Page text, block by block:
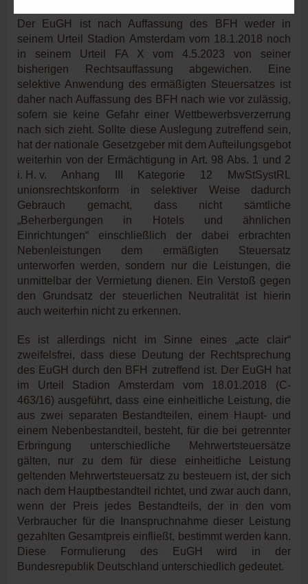
Der EuGH ist nach Auffassung des BFH weder in
seinem Urteil Stadion Amsterdam vom 18.1.2018 noch
in seinem Urteil FA X vom 4.5.2023 von seiner
bisherigen Rechtsauffassung abgewichen. Eine
selektive Anwendung des ermäßigten Steuersatzes ist
daher nach Auffassung des BFH nach wie vor zulässig,
sofern sie keine Gefahr einer Wettbewerbsverzerrung
nach sich zieht. Sollte diese Auslegung zutreffend sein,
hat der nationale Gesetzgeber mit dem Aufteilungsgebot
weiterhin von der Ermächtigung in Art. 98 Abs. 1 und 2
i. H. v. Anhang III Kategorie 12 MwStSystRL
unionsrechtskonform in selektiver Weise dadurch
Gebrauch gemacht, dass nicht sämtliche
„Beherbergungen in Hotels und ähnlichen
Einrichtungen“ einschließlich der dabei erbrachten
Nebenleistungen dem ermäßigten Steuersatz
unterworfen werden, sondern nur die Leistungen, die
unmittelbar der Vermietung dienen. Ein Verstoß gegen
den Grundsatz der steuerlichen Neutralität ist hierin
auch weiterhin nicht zu erkennen.
Es ist allerdings nicht im Sinne eines „acte clair“
zweifelsfrei, dass diese Deutung der Rechtsprechung
des EuGH durch den BFH zutreffend ist. Der EuGH hat
im Urteil Stadion Amsterdam vom 18.01.2018 (C-
463/16) ausgeführt, dass eine einheitliche Leistung, die
aus zwei separaten Bestandteilen, einem Haupt- und
einem Nebenbestandteil, besteht, für die bei getrennter
Erbringung unterschiedliche Mehrwertsteuersätze
gälten, nur zu dem für diese einheitliche Leistung
geltenden Mehrwertsteuersatz zu besteuern ist, der sich
nach dem Hauptbestandteil richtet, und zwar auch dann,
wenn der Preis jedes Bestandteils, der in den vom
Verbraucher für die Inanspruchnahme dieser Leistung
gezahlten Gesamtpreis einfließt, bestimmt werden kann.
Diese Formulierung des EuGH wird in der
Bundesrepublik Deutschland unterschiedlich gedeutet.